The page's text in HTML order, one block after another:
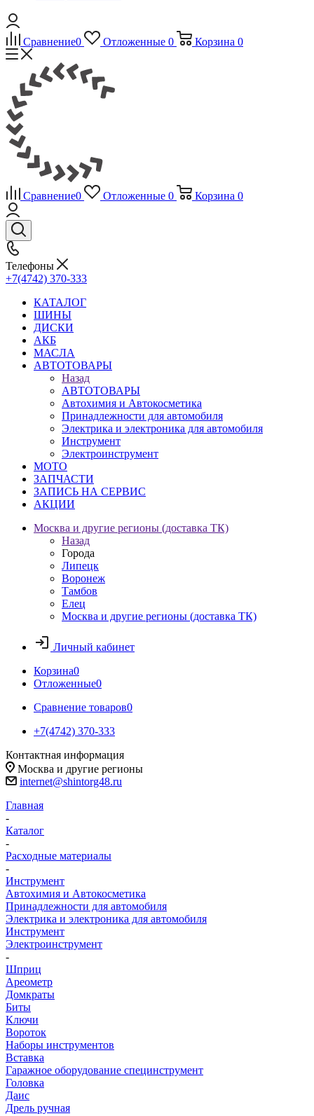
Сравнение0 Отложенные 0 Корзина 0
Сравнение0 Отложенные 0 Корзина 0
Телефоны
+7(4742) 370-333
КАТАЛОГ
ШИНЫ
ДИСКИ
АКБ
МАСЛА
АВТОТОВАРЫ
Назад
АВТОТОВАРЫ
Автохимия и Автокосметика
Принадлежности для автомобиля
Электрика и электроника для автомобиля
Инструмент
Электроинструмент
МОТО
ЗАПЧАСТИ
ЗАПИСЬ НА СЕРВИС
АКЦИИ
Москва и другие регионы (доставка ТК)
Назад
Города
Липецк
Воронеж
Тамбов
Елец
Москва и другие регионы (доставка ТК)
Личный кабинет
Корзина0
Отложенные0
Сравнение товаров0
+7(4742) 370-333
Контактная информация
Москва и другие регионы
internet@shintorg48.ru
Главная
-
Каталог
-
Расходные материалы
-
Инструмент
Автохимия и Автокосметика
Принадлежности для автомобиля
Электрика и электроника для автомобиля
Инструмент
Электроинструмент
-
Шприц
Ареометр
Домкраты
Биты
Ключи
Вороток
Наборы инструментов
Вставка
Гаражное оборудование специнструмент
Головка
Даис
Дрель ручная